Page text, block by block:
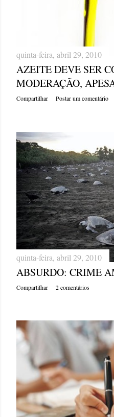
quinta-feira, abril 29, 2010
AZEITE DEVE SER
MODERAÇÃO,
Compartilhar Postar um comentário
quinta-feira, abril 29, 2010
ABSURDO: CRIME
Compartilhar 2 comentários